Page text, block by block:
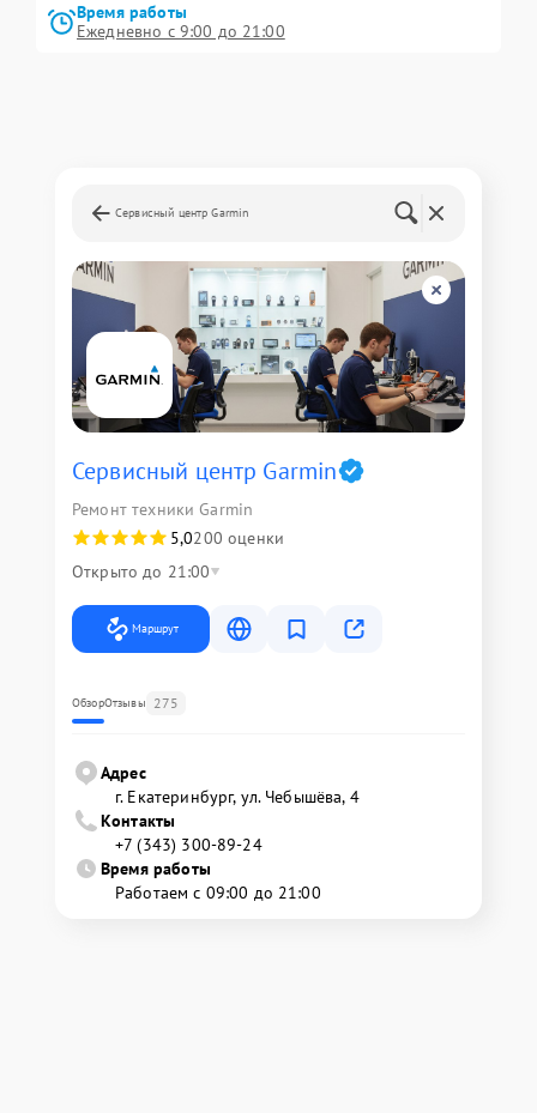
Время работы
Ежедневно с 9:00 до 21:00
Сервисный центр Garmin
Сервисный центр Garmin
Ремонт техники Garmin
5,0200 оценки
Открыто до 21:00
Маршрут
ОбзорОтзывы 275
Адрес
г. Екатеринбург, ул. Чебышёва, 4
Контакты
+7 (343) 300-89-24
Время работы
Работаем с 09:00 до 21:00